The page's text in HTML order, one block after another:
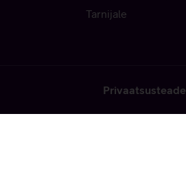
Tarnijale
Privaatsusteade